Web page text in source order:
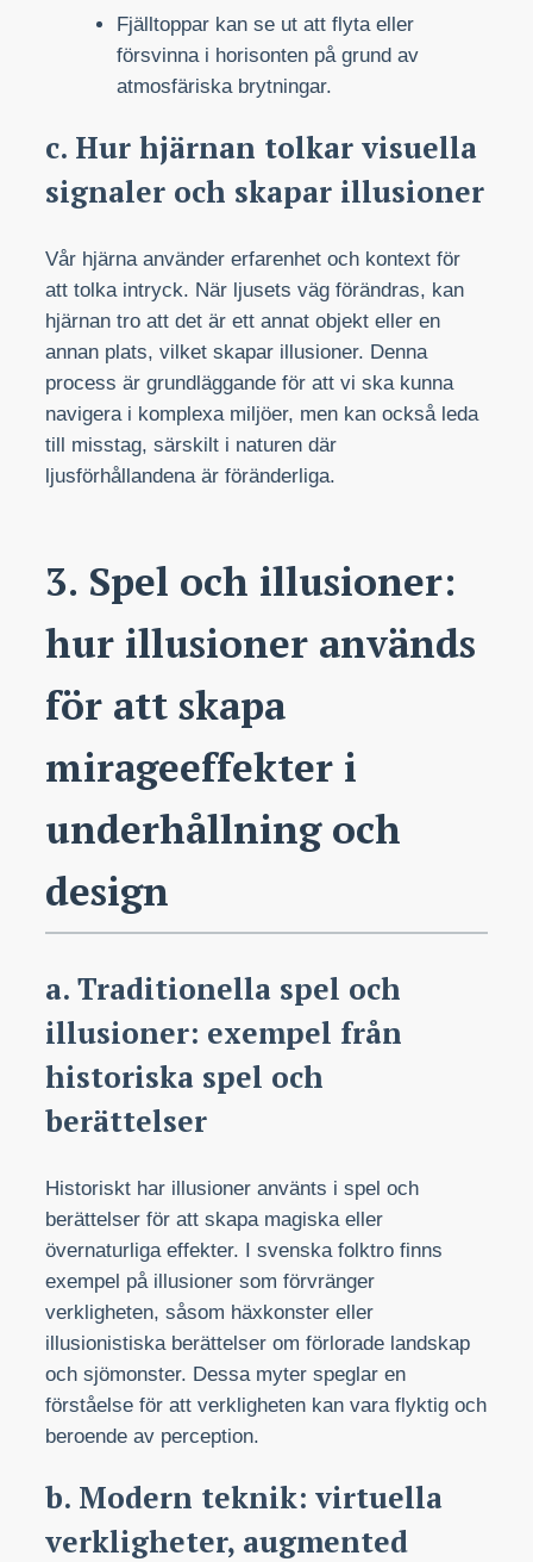
Fjälltoppar kan se ut att flyta eller
försvinna i horisonten på grund av
atmosfäriska brytningar.
c. Hur hjärnan tolkar visuella
signaler och skapar illusioner
Vår hjärna använder erfarenhet och kontext för
att tolka intryck. När ljusets väg förändras, kan
hjärnan tro att det är ett annat objekt eller en
annan plats, vilket skapar illusioner. Denna
process är grundläggande för att vi ska kunna
navigera i komplexa miljöer, men kan också leda
till misstag, särskilt i naturen där
ljusförhållandena är föränderliga.
3. Spel och illusioner:
hur illusioner används
för att skapa
mirageeffekter i
underhållning och
design
a. Traditionella spel och
illusioner: exempel från
historiska spel och
berättelser
Historiskt har illusioner använts i spel och
berättelser för att skapa magiska eller
övernaturliga effekter. I svenska folktro finns
exempel på illusioner som förvränger
verkligheten, såsom häxkonster eller
illusionistiska berättelser om förlorade landskap
och sjömonster. Dessa myter speglar en
förståelse för att verkligheten kan vara flyktig och
beroende av perception.
b. Modern teknik: virtuella
verkligheter, augmented